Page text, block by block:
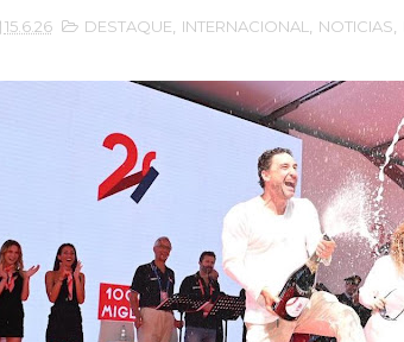
15.6.26 DESTAQUE INTERNACIONAL NOTICIAS